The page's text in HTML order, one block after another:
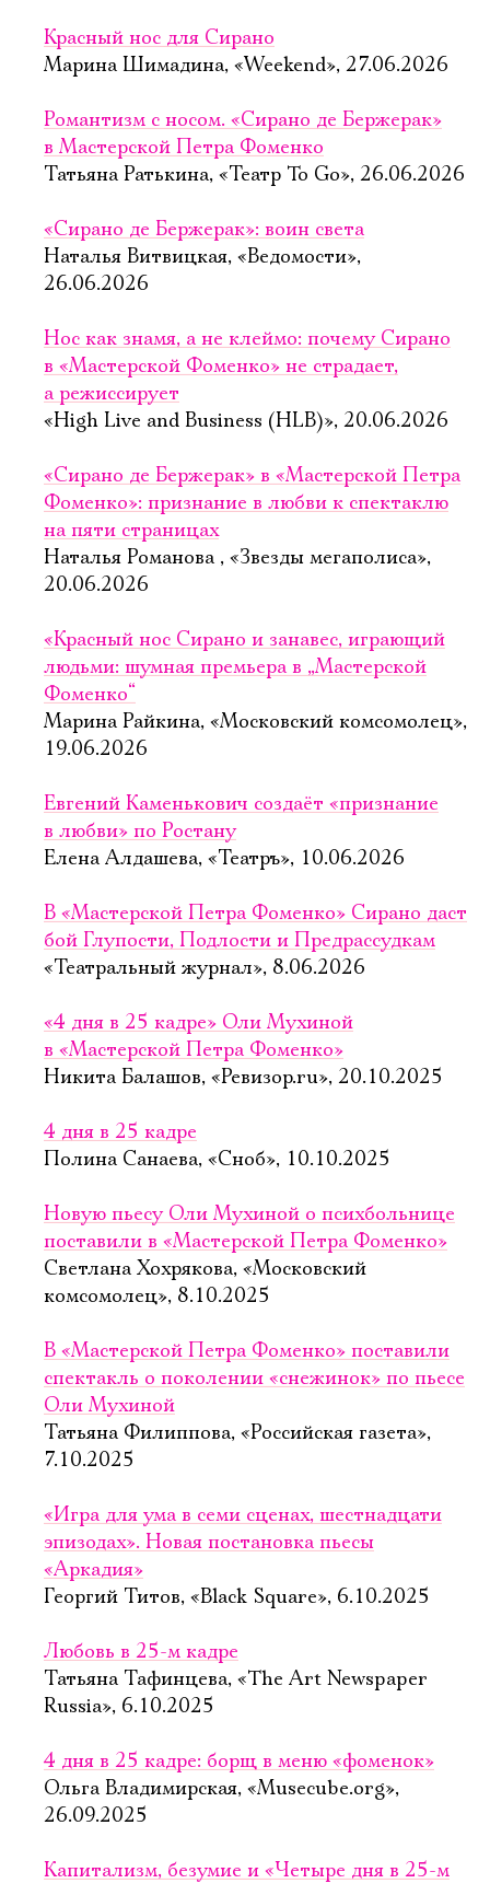
Красный нос для Сирано
Марина Шимадина, «Weekend», 27.06.2026
Романтизм с носом. «Сирано де Бержерак»
в Мастерской Петра Фоменко
Татьяна Ратькина, «Театр To Go», 26.06.2026
«Сирано де Бержерак»: воин света
Наталья Витвицкая, «Ведомости»,
26.06.2026
Нос как знамя, а не клеймо: почему Сирано
в «Мастерской Фоменко» не страдает,
а режиссирует
«High Live and Business (HLB)», 20.06.2026
«Сирано де Бержерак» в «Мастерской Петра
Фоменко»: признание в любви к спектаклю
на пяти страницах
Наталья Романова , «Звезды мегаполиса»,
20.06.2026
«Красный нос Сирано и занавес, играющий
людьми: шумная премьера в „Мастерской
Фоменко“
Марина Райкина, «Московский комсомолец»,
19.06.2026
Евгений Каменькович создаёт «признание
в любви» по Ростану
Елена Алдашева, «Театръ», 10.06.2026
В «Мастерской Петра Фоменко» Сирано даст
бой Глупости, Подлости и Предрассудкам
«Театральный журнал», 8.06.2026
«4 дня в 25 кадре» Оли Мухиной
в «Мастерской Петра Фоменко»
Никита Балашов, «Ревизор.ru», 20.10.2025
4 дня в 25 кадре
Полина Санаева, «Сноб», 10.10.2025
Новую пьесу Оли Мухиной о психбольнице
поставили в «Мастерской Петра Фоменко»
Светлана Хохрякова, «Московский
комсомолец», 8.10.2025
В «Мастерской Петра Фоменко» поставили
спектакль о поколении «снежинок» по пьесе
Оли Мухиной
Татьяна Филиппова, «Российская газета»,
7.10.2025
«Игра для ума в семи сценах, шестнадцати
эпизодах». Новая постановка пьесы
«Аркадия»
Георгий Титов, «Black Square», 6.10.2025
Любовь в 25-м кадре
Татьяна Тафинцева, «The Art Newspaper
Russia», 6.10.2025
4 дня в 25 кадре: борщ в меню «фоменок»
Ольга Владимирская, «Musecube.org»,
26.09.2025
Капитализм, безумие и «Четыре дня в 25-м